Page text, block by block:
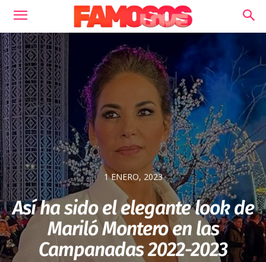
1 ENERO, 2023
Así ha sido el elegante look de
Mariló Montero en las
Campanadas 2022-2023